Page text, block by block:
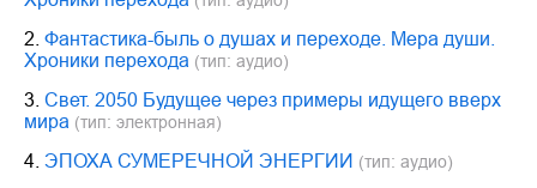
2. Фантастика-быль о душах и переходе. Мера души.
Хроники перехода (тип: аудио)
3. Свет. 2050 Будущее через примеры идущего вверх
мира (тип: электронная)
4. ЭПОХА СУМЕРЕЧНОЙ ЭНЕРГИИ (тип: аудио)